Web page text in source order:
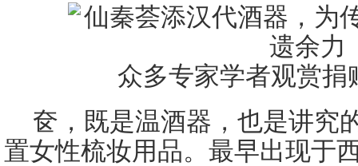
众多专家学者观赏捐
奁，既是温酒器，也是讲究
置女性梳妆用品。最早出现于